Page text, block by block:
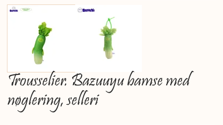
Trousselier. Bazuuyu bamse med
nøglering, selleri